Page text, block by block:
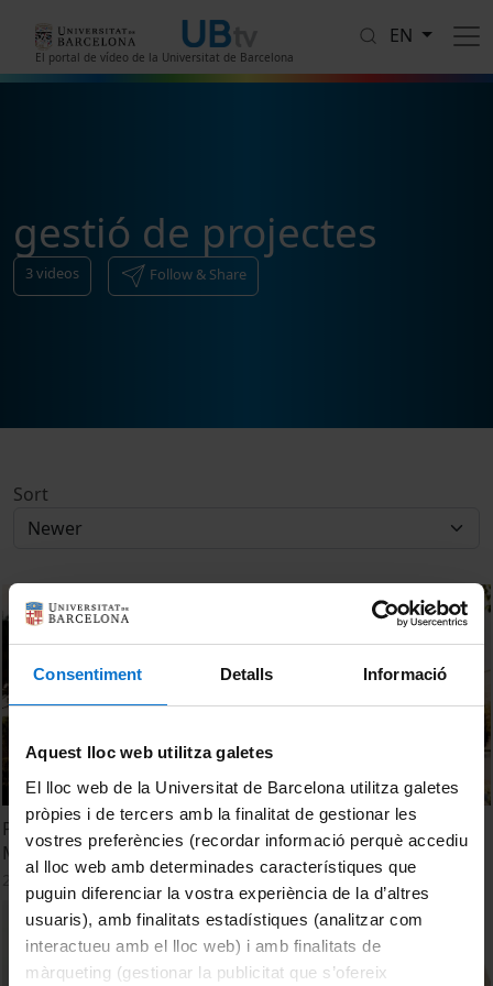
Consentiment Detalls Informació
Aquest lloc web utilitza galetes
El lloc web de la Universitat de Barcelona utilitza galetes
pròpies i de tercers amb la finalitat de gestionar les
vostres preferències (recordar informació perquè accediu
al lloc web amb determinades característiques que
puguin diferenciar la vostra experiència de la d’altres
usuaris), amb finalitats estadístiques (analitzar com
interactueu amb el lloc web) i amb finalitats de
màrqueting (gestionar la publicitat que s’ofereix
El portal de vídeo de la Universitat de Barcelona
EN
gestió de projectes
3videos Follow & Share
Sort
Presentació del projecte de reforma de l'Antic Teatre de
Mundet